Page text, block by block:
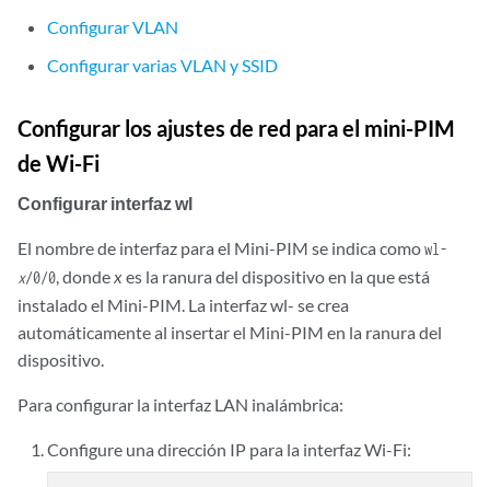
Configurar VLAN
Configurar varias VLAN y SSID
Configurar los ajustes de red para el mini-PIM
de Wi-Fi
Configurar interfaz wl
El nombre de interfaz para el Mini-PIM se indica comowl-
x/0/0, dondexes la ranura del dispositivo en la que está
instalado el Mini-PIM. La interfaz wl- se crea
automáticamente al insertar el Mini-PIM en la ranura del
dispositivo.
Para configurar la interfaz LAN inalámbrica:
Configure una dirección IP para la interfaz Wi-Fi: